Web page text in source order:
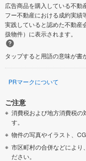
広告商品を購入している不動
フー不動産における成約実績
実践していると認めた不動産
扱物件）に表示されます。
タップすると用語の意味が書
PRマークについて
ご注意
消費税および地方消費税の
す。
物件の写真やイラスト、
市区町村の合併などにより
ださい。